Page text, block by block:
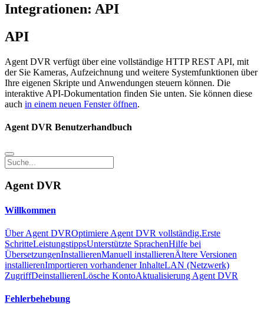
Integrationen: API
API
Agent DVR verfügt über eine vollständige HTTP REST API, mit
der Sie Kameras, Aufzeichnung und weitere Systemfunktionen über
Ihre eigenen Skripte und Anwendungen steuern können. Die
interaktive API-Dokumentation finden Sie unten. Sie können diese
auch in einem neuen Fenster öffnen.
Agent DVR Benutzerhandbuch
Agent DVR
Willkommen
Über Agent DVROptimiere Agent DVR vollständig.Erste
SchritteLeistungstippsUnterstützte SprachenHilfe bei
ÜbersetzungenInstallierenManuell installierenÄltere Versionen
installierenImportieren vorhandener InhalteLAN (Netzwerk)
ZugriffDeinstallierenLösche KontoAktualisierung Agent DVR
Fehlerbehebung